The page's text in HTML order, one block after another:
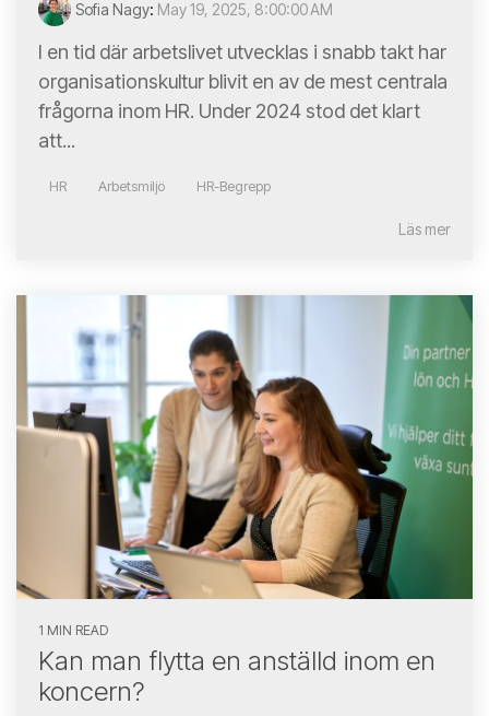
Sofia Nagy: May 19, 2025, 8:00:00 AM
I en tid där arbetslivet utvecklas i snabb takt har
organisationskultur blivit en av de mest centrala
frågorna inom HR. Under 2024 stod det klart
att...
HR Arbetsmiljö HR-Begrepp
Läs mer
1 MIN READ
Kan man flytta en anställd inom en
koncern?